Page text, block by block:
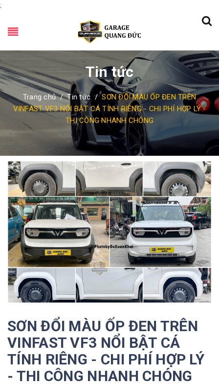
;
Tin tức
Trang chủ / Tin tức / SƠN ĐỔI MÀU ỐP ĐEN TRÊN
VINFAST VF3 NỔI BẬT CÁ TÍNH RIÊNG - CHI PHÍ HỢP LÝ -
THI CÔNG NHANH CHÓNG
SƠN ĐỔI MÀU ỐP ĐEN TRÊN
VINFAST VF3 NỔI BẬT CÁ
TÍNH RIÊNG - CHI PHÍ HỢP LÝ
- THI CÔNG NHANH CHÓNG